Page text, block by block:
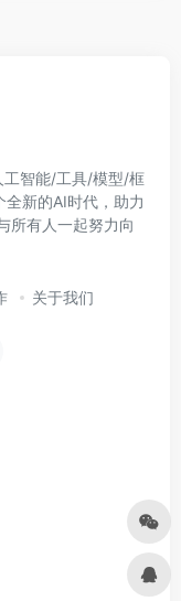
工智能/工具/模型/框
新的AI时代，助力
所有人一起努力向
关于我们